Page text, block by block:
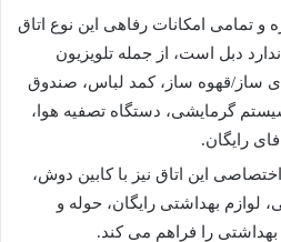
و تمامی امکانات رفاهی این نوع اتاق
دبل است، از جمله تلویزیون
ساز/قهوه ساز، کمد لباس، صندوق
گرمایشی، دستگاه تصفیه هوا،
رایگان.
این اتاق نیز با کابین دوش،
بهداشتی رایگان، حوله و
را فراهم می کند.